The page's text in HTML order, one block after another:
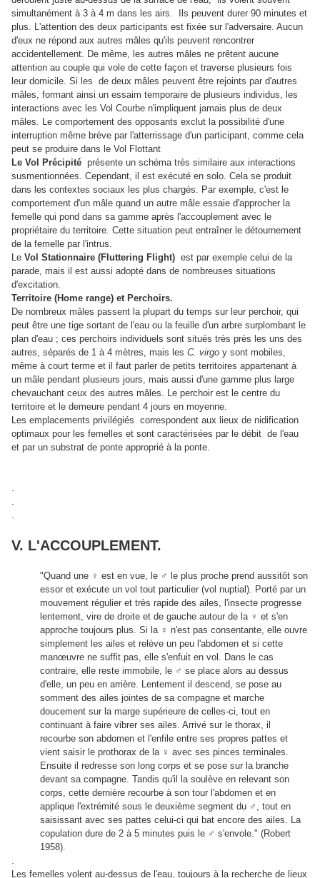
simultanément à 3 à 4 m dans les airs. Ils peuvent durer 90 minutes et
plus. L'attention des deux participants est fixée sur l'adversaire. Aucun
d'eux ne répond aux autres mâles qu'ils peuvent rencontrer
accidentellement. De même, les autres mâles ne prêtent aucune
attention au couple qui vole de cette façon et traverse plusieurs fois
leur domicile. Si les de deux mâles peuvent être rejoints par d'autres
mâles, formant ainsi un essaim temporaire de plusieurs individus, les
interactions avec les Vol Courbe n'impliquent jamais plus de deux
mâles. Le comportement des opposants exclut la possibilité d'une
interruption même brève par l'atterrissage d'un participant, comme cela
peut se produire dans le Vol Flottant
Le Vol Précipité présente un schéma très similaire aux interactions
susmentionnées. Cependant, il est exécuté en solo. Cela se produit
dans les contextes sociaux les plus chargés. Par exemple, c'est le
comportement d'un mâle quand un autre mâle essaie d'approcher la
femelle qui pond dans sa gamme après l'accouplement avec le
propriétaire du territoire. Cette situation peut entraîner le détournement
de la femelle par l'intrus.
Le Vol Stationnaire (Fluttering Flight) est par exemple celui de la
parade, mais il est aussi adopté dans de nombreuses situations
d'excitation.
Territoire (Home range) et Perchoirs.
De nombreux mâles passent la plupart du temps sur leur perchoir, qui
peut être une tige sortant de l'eau ou la feuille d'un arbre surplombant le
plan d'eau ; ces perchoirs individuels sont situés très près les uns des
autres, séparés de 1 à 4 mètres, mais les C. virgo y sont mobiles,
même à court terme et il faut parler de petits territoires appartenant à
un mâle pendant plusieurs jours, mais aussi d'une gamme plus large
chevauchant ceux des autres mâles. Le perchoir est le centre du
territoire et le demeure pendant 4 jours en moyenne.
Les emplacements privilégiés correspondent aux lieux de nidification
optimaux pour les femelles et sont caractérisées par le débit de l'eau
et par un substrat de ponte approprié à la ponte.
.
.
V. L'ACCOUPLEMENT.
"Quand une ♀ est en vue, le ♂ le plus proche prend aussitôt son
essor et exécute un vol tout particulier (vol nuptial). Porté par un
mouvement régulier et très rapide des ailes, l'insecte progresse
lentement, vire de droite et de gauche autour de la ♀ et s'en
approche toujours plus. Si la ♀ n'est pas consentante, elle ouvre
simplement les ailes et relève un peu l'abdomen et si cette
manœuvre ne suffit pas, elle s'enfuit en vol. Dans le cas
contraire, elle reste immobile, le ♂ se place alors au dessus
d'elle, un peu en arrière. Lentement il descend, se pose au
somment des ailes jointes de sa compagne et marche
doucement sur la marge supérieure de celles-ci, tout en
continuant à faire vibrer ses ailes. Arrivé sur le thorax, il
recourbe son abdomen et l'enfile entre ses propres pattes et
vient saisir le prothorax de la ♀ avec ses pinces terminales.
Ensuite il redresse son long corps et se pose sur la branche
devant sa compagne. Tandis qu'il la soulève en relevant son
corps, cette dernière recourbe à son tour l'abdomen et en
applique l'extrémité sous le deuxième segment du ♂, tout en
saisissant avec ses pattes celui-ci qui bat encore des ailes. La
copulation dure de 2 à 5 minutes puis le ♂ s'envole." (Robert
1958).
Les femelles volent au-dessus de l'eau, toujours à la recherche de lieux